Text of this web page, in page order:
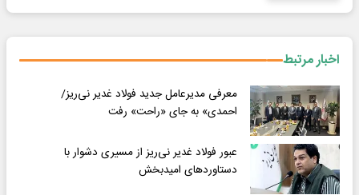
اخبار مرتبط
معرفی مدیرعامل جدید فولاد غدیر نی‌ریز/
احمدی» به جای «راحت» رفت
عبور فولاد غدیر نی‌ریز از مسیری دشوار با
دستاوردهای امیدبخش